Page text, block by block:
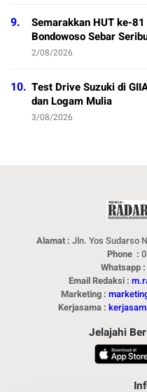
9.
Semarakkan HUT ke-
Bondowoso Sebar
2/08/2026
10. Test Drive Suzuki di
dan Logam Mulia
3/08/2026
Alamat : Jln. Yos Sudarso
Phone :
Whatsapp
Email Redaksi :
Marketing :
Kerjasama :
Jelajahi